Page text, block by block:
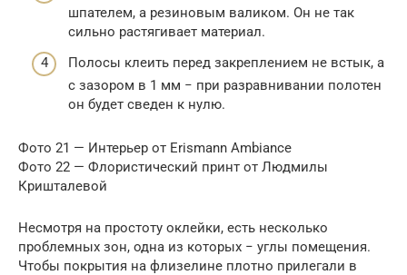
шпателем, а резиновым валиком. Он не так
сильно растягивает материал.
Полосы клеить перед закреплением не встык, а
с зазором в 1 мм − при разравнивании полотен
он будет сведен к нулю.
Фото 21 — Интерьер от Erismann Ambiance
Фото 22 — Флористический принт от Людмилы
Кришталевой
Несмотря на простоту оклейки, есть несколько
проблемных зон, одна из которых − углы помещения.
Чтобы покрытия на флизелине плотно прилегали в